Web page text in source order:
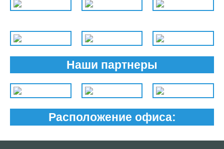
Наши партнеры
Расположение офиса: